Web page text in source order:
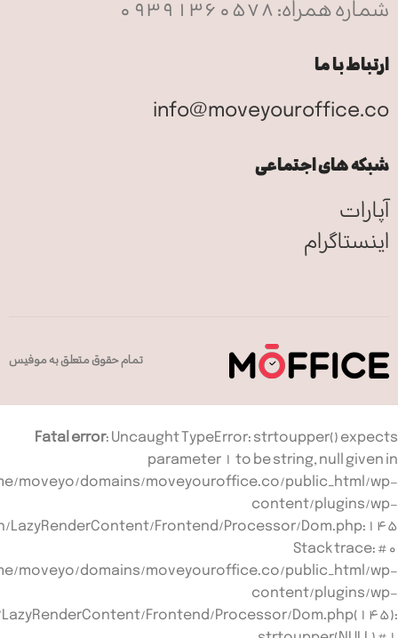
شماره همراه: 09391360578
ارتباط با ما
info@moveyouroffice.co
شبکه های اجتماعی
آپارات
اینستاگرام
تمام حقوق متعلق به موفیس
Fatal error: Uncaught TypeError: strtoupper() expects
parameter 1 to be string, null given in
moveyo/domains/moveyouroffice.co/public_html/wp-
content/plugins/wp-
Frontend/Processor/Dom.php:145
Stack trace: #0
moveyo/domains/moveyouroffice.co/public_html/wp-
content/plugins/wp-
Frontend/Processor/Dom.php(145):